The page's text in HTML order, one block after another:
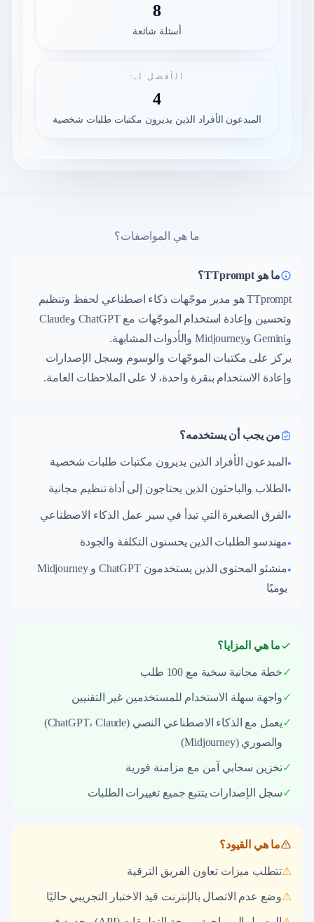
8
أسئلة شائعة
الأفضل لـ:
4
المبدعون الأفراد الذين يديرون مكتبات طلبات شخصية
ما هي المواصفات؟
ما هو TTprompt؟
TTprompt هو مدير موجّهات ذكاء اصطناعي لحفظ وتنظيم
وتحسين وإعادة استخدام الموجّهات مع ChatGPT وClaude
وGemini وMidjourney والأدوات المشابهة.
يركز على مكتبات الموجّهات والوسوم وسجل الإصدارات
وإعادة الاستخدام بنقرة واحدة، لا على الملاحظات العامة.
من يجب أن يستخدمه؟
• المبدعون الأفراد الذين يديرون مكتبات طلبات شخصية
• الطلاب والباحثون الذين يحتاجون إلى أداة تنظيم مجانية
• الفرق الصغيرة التي تبدأ في سير عمل الذكاء الاصطناعي
•مهندسو الطلبات الذين يحسنون التكلفة والجودة
•
منشئو المحتوى الذين يستخدمون ChatGPT و Midjourney
يوميًا
ما هي المزايا؟
✓خطة مجانية سخية مع 100 طلب
✓واجهة سهلة الاستخدام للمستخدمين غير التقنيين
✓
يعمل مع الذكاء الاصطناعي النصي (ChatGPT، Claude)
والصوري (Midjourney)
✓تخزين سحابي آمن مع مزامنة فورية
✓سجل الإصدارات يتتبع جميع تغييرات الطلبات
ما هي القيود؟
⚠تتطلب ميزات تعاون الفريق الترقية
⚠وضع عدم الاتصال بالإنترنت قيد الاختبار التجريبي حاليًا